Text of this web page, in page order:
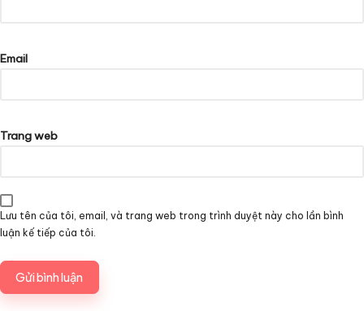
Email
Trang web
Lưu tên của tôi, email, và trang web trong trình duyệt này cho lần bình
luận kế tiếp của tôi.